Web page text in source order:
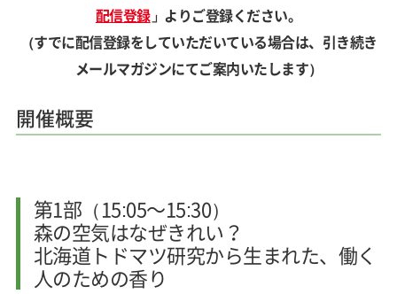
配信登録」よりご登録ください。
（すでに配信登録をしていただいている場合は、引き続き
メールマガジンにてご案内いたします）
開催概要
第1部（15:05～15:30）
森の空気はなぜきれい？
北海道トドマツ研究から生まれた、働く
人のための香り